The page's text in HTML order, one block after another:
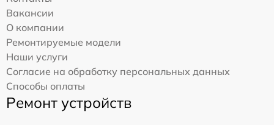
Вакансии
О компании
Ремонтируемые модели
Наши услуги
Согласие на обработку персональных данных
Способы оплаты
Ремонт устройств